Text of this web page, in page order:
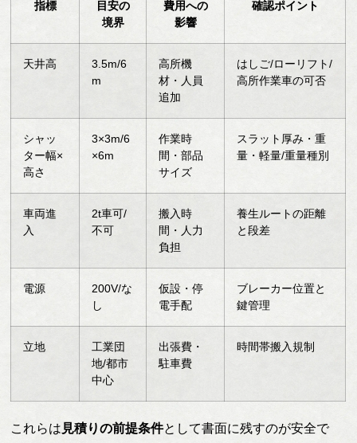
指標
目安の
境界
費用への
影響
確認ポイント
天井高
3.5m/6
m
高所機
材・人員
追加
はしご/ローリフト/
高所作業車の可否
シャッ
ター幅×
高さ
3×3m/6
×6m
作業時
間・部品
サイズ
スラット厚み・重
量・軽量/重量種別
車両進
入
2t車可/
不可
搬入時
間・人力
負担
養生ルートの距離
と段差
電源
200V/な
し
仮設・停
電手配
ブレーカー位置と
鍵管理
立地
工業団
地/都市
中心
出張費・
駐車費
時間帯搬入規制
これらは見積りの前提条件として書面に残すのが安全で